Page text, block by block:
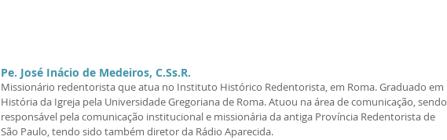
Pe. José Inácio de Medeiros, C.Ss.R.
Missionário redentorista que atua no Instituto Histórico Redentorista, em Roma. Graduado em
História da Igreja pela Universidade Gregoriana de Roma. Atuou na área de comunicação, sendo
responsável pela comunicação institucional e missionária da antiga Província Redentorista de
São Paulo, tendo sido também diretor da Rádio Aparecida.